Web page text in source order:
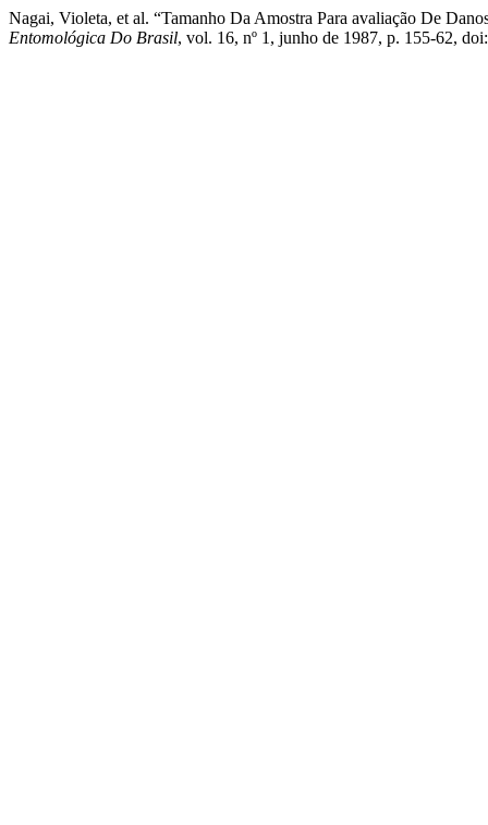
Nagai, Violeta, et al. “Tamanho Da Amostra Para avaliação De
Entomológica Do Brasil, vol. 16, nº 1, junho de 1987, p. 155-62,